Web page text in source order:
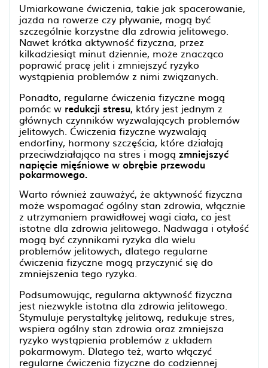
Umiarkowane ćwiczenia, takie jak spacerowanie,
jazda na rowerze czy pływanie, mogą być
szczególnie korzystne dla zdrowia jelitowego.
Nawet krótka aktywność fizyczna, przez
kilkadziesiąt minut dziennie, może znacząco
poprawić pracę jelit i zmniejszyć ryzyko
wystąpienia problemów z nimi związanych.
Ponadto, regularne ćwiczenia fizyczne mogą
pomóc w redukcji stresu, który jest jednym z
głównych czynników wyzwalających problemów
jelitowych. Ćwiczenia fizyczne wyzwalają
endorfiny, hormony szczęścia, które działają
przeciwdziałająco na stres i mogą zmniejszyć
napięcie mięśniowe w obrębie przewodu
pokarmowego.
Warto również zauważyć, że aktywność fizyczna
może wspomagać ogólny stan zdrowia, włącznie
z utrzymaniem prawidłowej wagi ciała, co jest
istotne dla zdrowia jelitowego. Nadwaga i otyłość
mogą być czynnikami ryzyka dla wielu
problemów jelitowych, dlatego regularne
ćwiczenia fizyczne mogą przyczynić się do
zmniejszenia tego ryzyka.
Podsumowując, regularna aktywność fizyczna
jest niezwykle istotna dla zdrowia jelitowego.
Stymuluje perystaltykę jelitową, redukuje stres,
wspiera ogólny stan zdrowia oraz zmniejsza
ryzyko wystąpienia problemów z układem
pokarmowym. Dlatego też, warto włączyć
regularne ćwiczenia fizyczne do codziennej